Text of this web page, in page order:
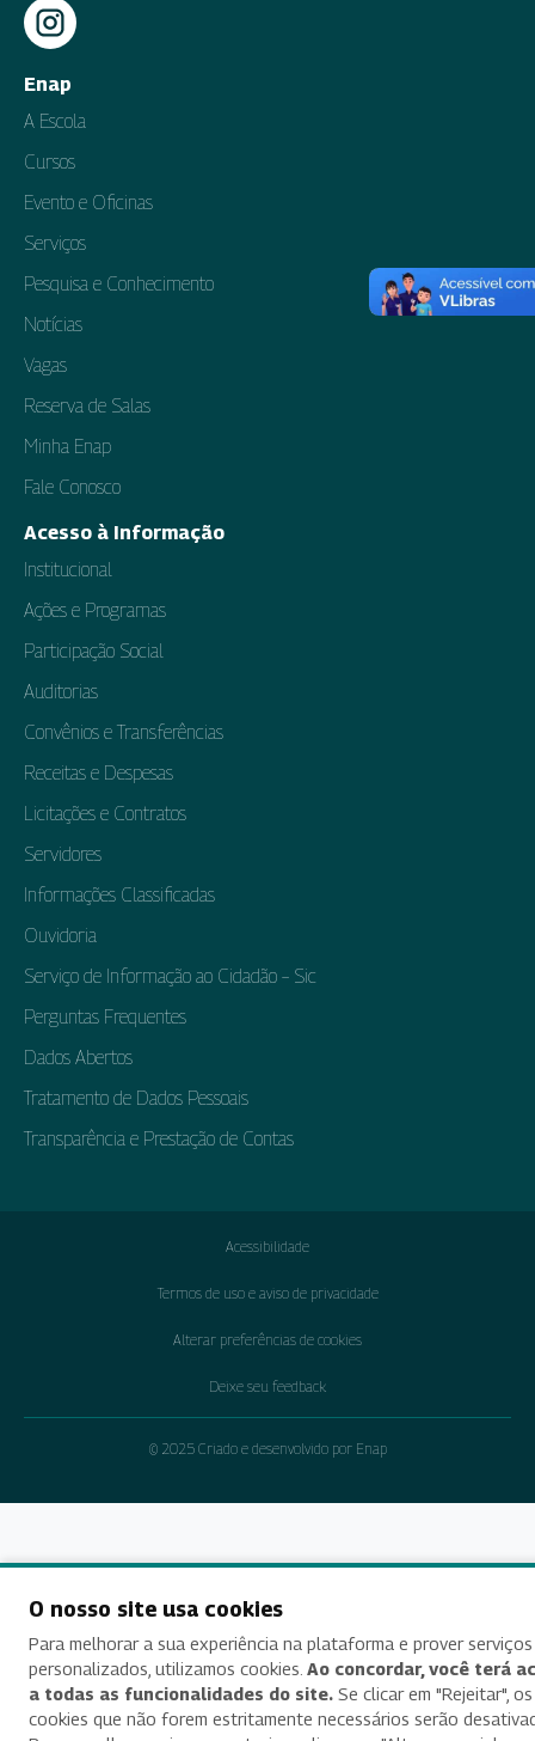
Enap
A Escola
Cursos
Evento e Oficinas
Serviços
Pesquisa e Conhecimento
Notícias
Vagas
Reserva de Salas
Minha Enap
Fale Conosco
Acesso à Informação
Institucional
Ações e Programas
Participação Social
Auditorias
Convênios e Transferências
Receitas e Despesas
Licitações e Contratos
Servidores
Informações Classificadas
Ouvidoria
Serviço de Informação ao Cidadão – Sic
Perguntas Frequentes
Dados Abertos
Tratamento de Dados Pessoais
Transparência e Prestação de Contas
Acessibilidade
Termos de uso e aviso de privacidade
Alterar preferências de cookies
Deixe seu feedback
© 2025 Criado e desenvolvido por Enap
O nosso site usa cookies
Para melhorar a sua experiência na plataforma e prover serviços
personalizados, utilizamos cookies. Ao concordar, você terá
a todas as funcionalidades do site. Se clicar em "Rejeitar", os
cookies que não forem estritamente necessários serão